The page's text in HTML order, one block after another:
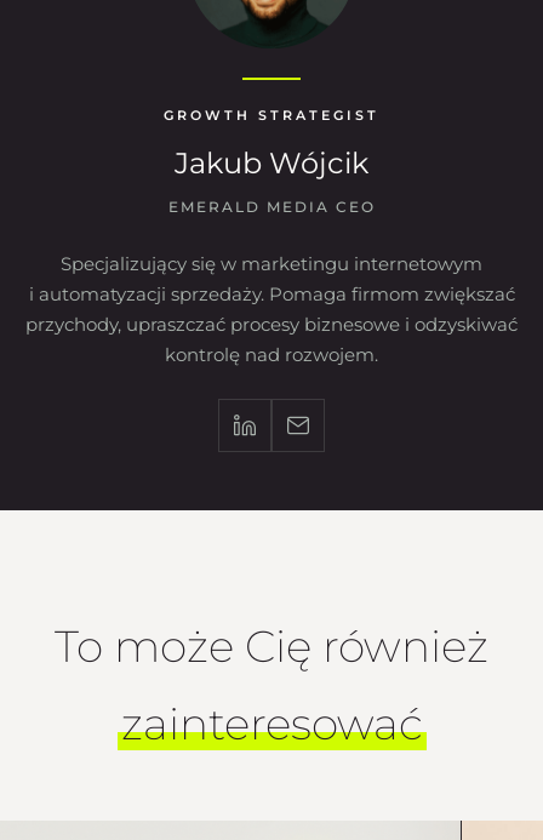
GROWTH STRATEGIST
Jakub Wójcik
EMERALD MEDIA CEO
Specjalizujący się w marketingu internetowym
i automatyzacji sprzedaży. Pomaga firmom zwiększać
przychody, upraszczać procesy biznesowe i odzyskiwać
kontrolę nad rozwojem.
To może Cię również
zainteresować